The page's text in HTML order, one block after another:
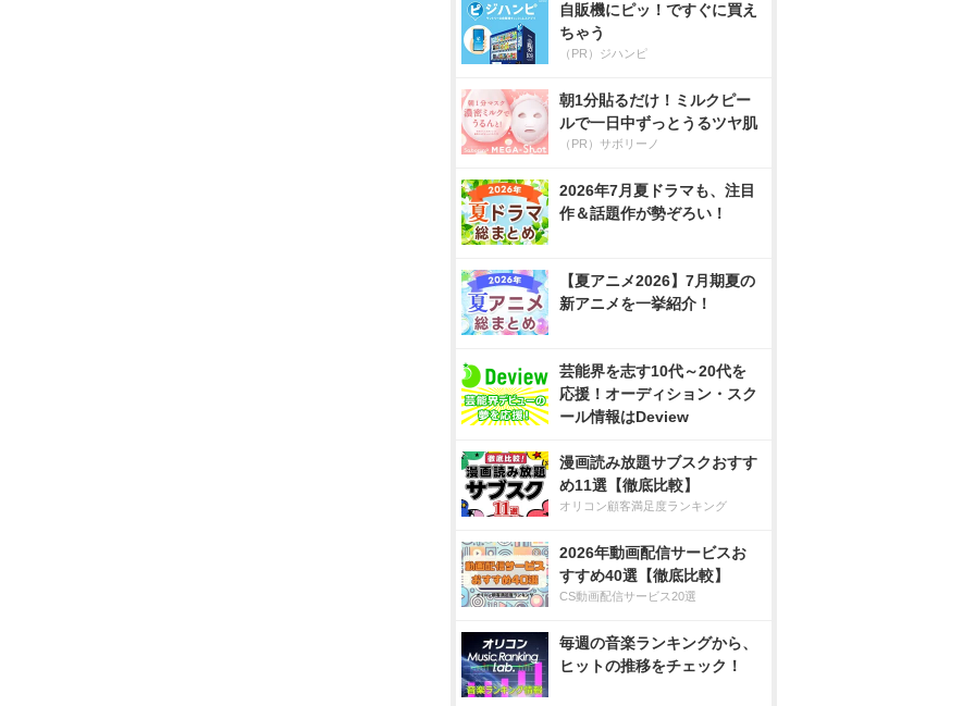
自販機にピッ！ですぐに買え
ちゃう
（PR）ジハンピ
朝1分貼るだけ！ミルクピー
ルで一日中ずっとうるツヤ肌
（PR）サボリーノ
2026年7月夏ドラマも、注目
作＆話題作が勢ぞろい！
【夏アニメ2026】7月期夏の
新アニメを一挙紹介！
芸能界を志す10代～20代を
応援！オーディション・スク
ール情報はDeview
漫画読み放題サブスクおすす
め11選【徹底比較】
オリコン顧客満足度ランキング
2026年動画配信サービスお
すすめ40選【徹底比較】
CS動画配信サービス20選
毎週の音楽ランキングから、
ヒットの推移をチェック！